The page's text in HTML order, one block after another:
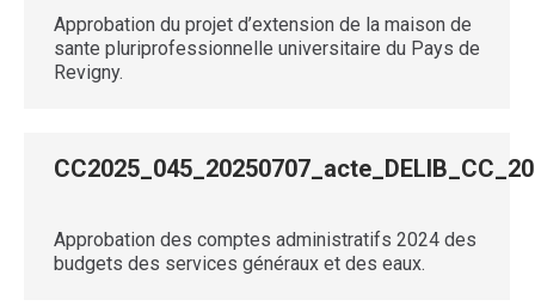
Approbation du projet d’extension de la maison de
sante pluriprofessionnelle universitaire du Pays de
Revigny.
Approbation des comptes administratifs 2024 des
budgets des services généraux et des eaux.